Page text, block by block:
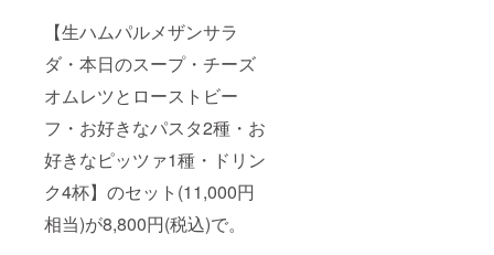
【生ハムパルメザンサラ
ダ・本日のスープ・チーズ
オムレツとローストビー
フ・お好きなパスタ2種・お
好きなピッツァ1種・ドリン
ク4杯】のセット(11,000円
相当)が8,800円(税込)で。